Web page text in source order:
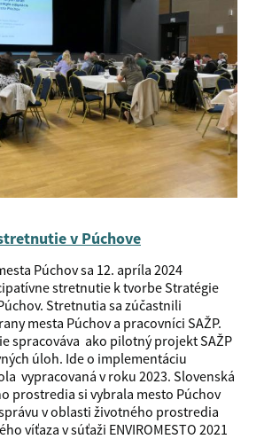
v Púchove
Púchov sa 12. apríla 2024
stretnutie k tvorbe Stratégie
Stretnutia sa zúčastnili
mesta Púchov a pracovníci SAŽP.
spracováva ako pilotný projekt SAŽP
úloh. Ide o implementáciu
vypracovaná v roku 2023. Slovenská
prostredia si vybrala mesto Púchov
v oblasti životného prostredia
víťaza v súťaži ENVIROMESTO 2021